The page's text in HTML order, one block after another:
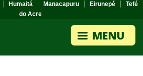
Humaitá Manacapuru Eirunepé
Tefé
do Acre